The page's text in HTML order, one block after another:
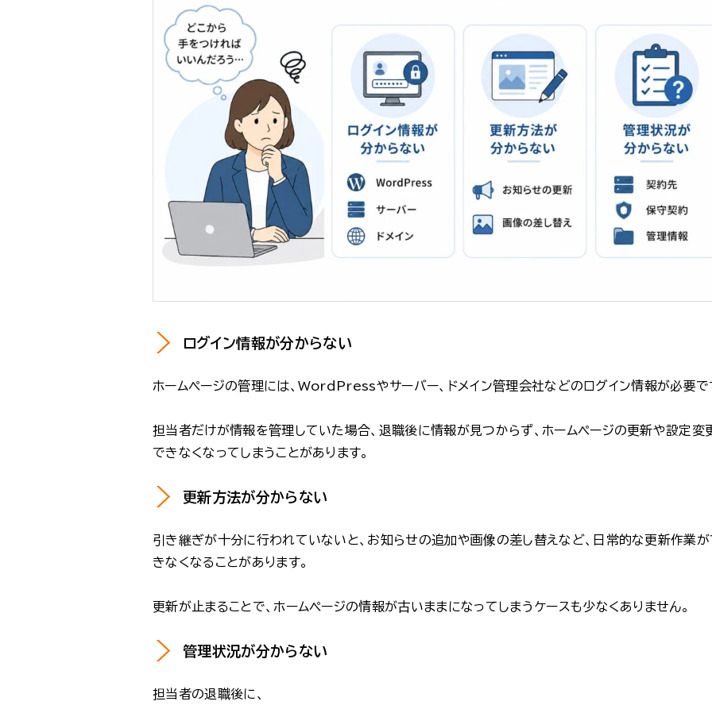
ログイン情報が分からない
ホームページの管理には、WordPressやサーバー、ドメイン管理会社などのログイン情報が必要で
担当者だけが情報を管理していた場合、退職後に情報が見つからず、ホームページの更新や設定変
できなくなってしまうことがあります。
更新方法が分からない
引き継ぎが十分に行われていないと、お知らせの追加や画像の差し替えなど、日常的な更新作業
きなくなることがあります。
更新が止まることで、ホームページの情報が古いままになってしまうケースも少なくありません。
管理状況が分からない
担当者の退職後に、